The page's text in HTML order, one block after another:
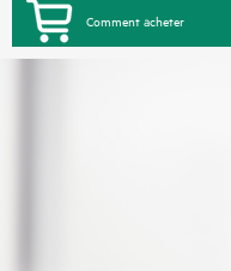
Comment acheter